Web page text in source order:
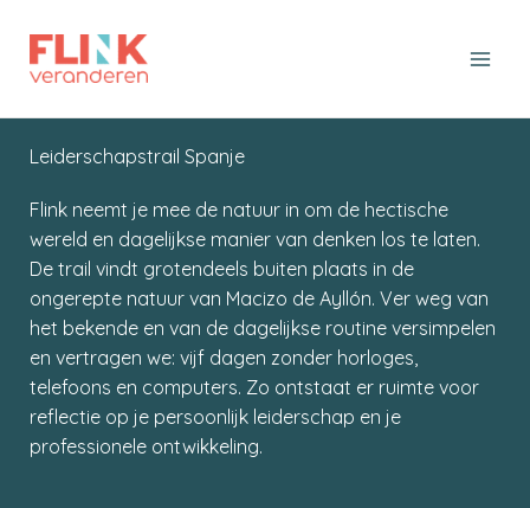
naar
Leiderschapstrail Spanje
Flink neemt je mee de natuur in om de hectische
wereld en dagelijkse manier van denken los te laten.
De trail vindt grotendeels buiten plaats in de
ongerepte natuur van Macizo de Ayllón. Ver weg van
het bekende en van de dagelijkse routine versimpelen
en vertragen we: vijf dagen zonder horloges,
telefoons en computers. Zo ontstaat er ruimte voor
reflectie op je persoonlijk leiderschap en je
professionele ontwikkeling.